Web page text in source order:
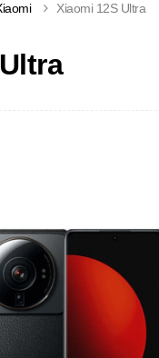
Xiaomi 12S Ultra